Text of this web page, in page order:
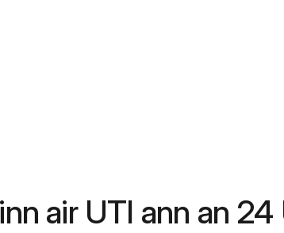
air UTI ann an